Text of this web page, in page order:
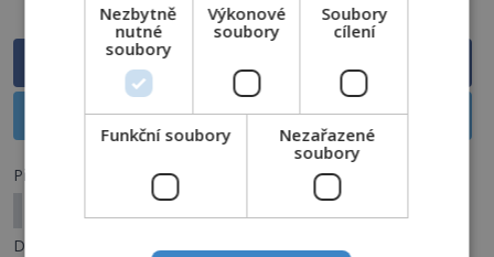
Sdílet na X
Předchozí článek
Další článek
Nezbytně
nutné
soubory
Výkonové
soubory
Soubory
cílení
Funkční soubory
Nezařazené
soubory